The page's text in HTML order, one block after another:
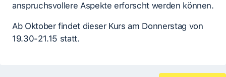
anspruchsvollere Aspekte erforscht werden können.
Ab Oktober findet dieser Kurs am Donnerstag von
19.30-21.15 statt.